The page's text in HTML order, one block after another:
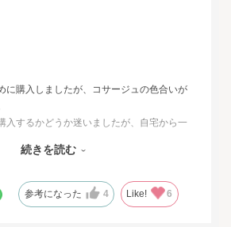
に購入しましたが、コサージュの色合いが
入するかどうか迷いましたが、自宅から一
写真数が多くじっくりと検討することがで
に届くのでとても便利だと思いました。
続きを読む
参考になった 4 Like! 6